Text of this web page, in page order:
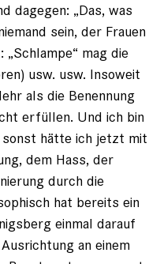
dagegen: „Das, was
sein, der Frauen
mag die
usw. usw. Insoweit
als die Benennung
erfüllen. Und ich bin
sonst hätte ich jetzt mit
dem Hass, der
durch die
hat bereits ein
einmal darauf
an einem